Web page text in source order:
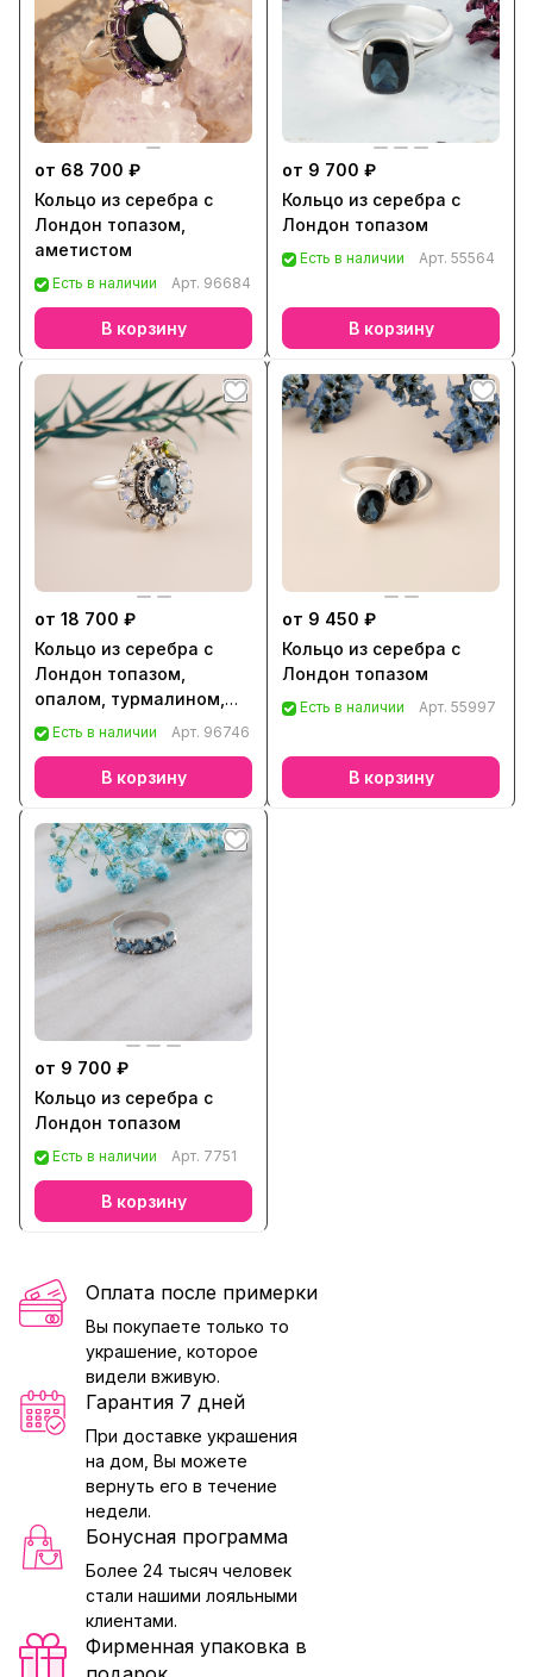
от 68 700 ₽
Кольцо из серебра с
Лондон топазом,
аметистом
Есть в наличии Арт. 96684
В корзину
от 9 700 ₽
Кольцо из серебра с
Лондон топазом
Есть в наличии Арт. 55564
В корзину
от 18 700 ₽
Кольцо из серебра с
Лондон топазом,
опалом, турмалином,
ониксом
Есть в наличии Арт. 96746
В корзину
от 9 450 ₽
Кольцо из серебра с
Лондон топазом
Есть в наличии Арт. 55997
В корзину
от 9 700 ₽
Кольцо из серебра с
Лондон топазом
Есть в наличии Арт. 7751
В корзину
Оплата после примерки
Вы покупаете только то
украшение, которое
видели вживую.
Гарантия 7 дней
При доставке украшения
на дом, Вы можете
вернуть его в течение
недели.
Бонусная программа
Более 24 тысяч человек
стали нашими лояльными
клиентами.
Фирменная упаковка в